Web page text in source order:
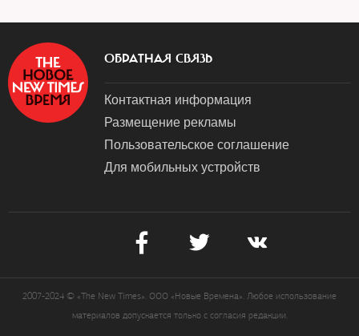
ОБРАТНАЯ СВЯЗЬ
Контактная информация
Размещение рекламы
Пользовательское соглашение
Для мобильных устройств
2007-2024 © «The New Times». ООО «Новые Времена». Любое использование
материалов допускается только с согласия редакции.